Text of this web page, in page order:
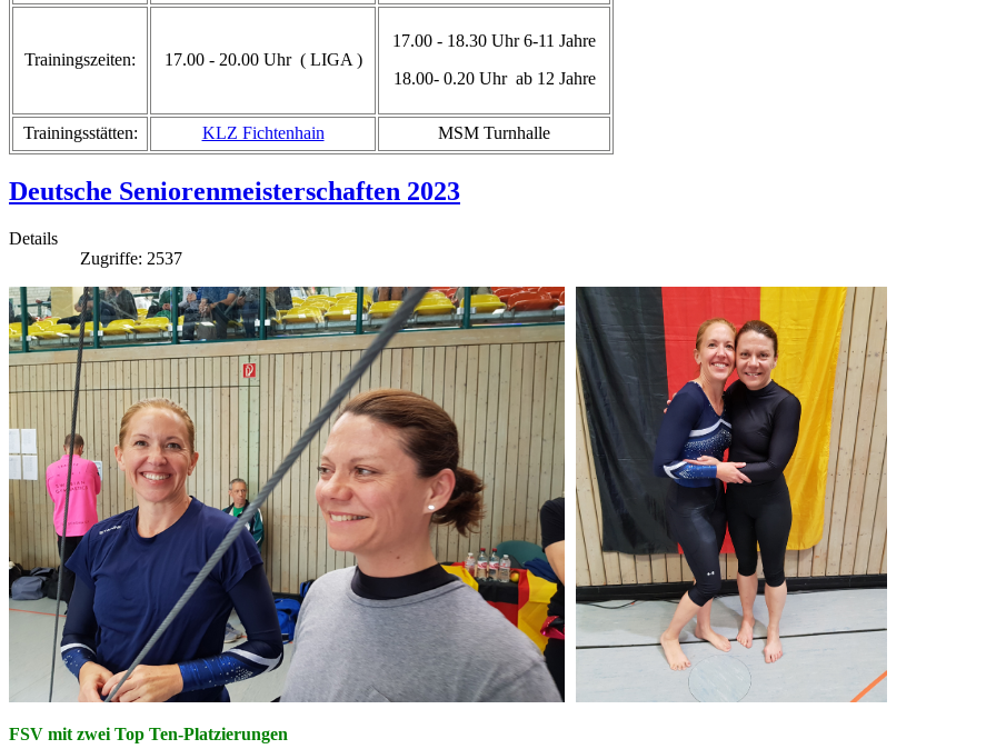
Trainingszeiten: 17.00 - 20.00 Uhr ( LIGA )
17.00 - 18.30 Uhr 6-11 Jahre
18.00- 0.20 Uhr ab 12 Jahre
Trainingsstätten: KLZ Fichtenhain MSM Turnhalle
Deutsche Seniorenmeisterschaften 2023
Details
Zugriffe: 2537
FSV mit zwei Top Ten-Platzierungen